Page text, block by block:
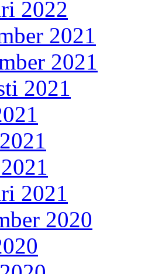
2022
2021
2021
2021
2021
2020